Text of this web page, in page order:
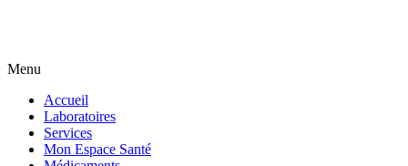
Menu
Accueil
Laboratoires
Services
Mon Espace Santé